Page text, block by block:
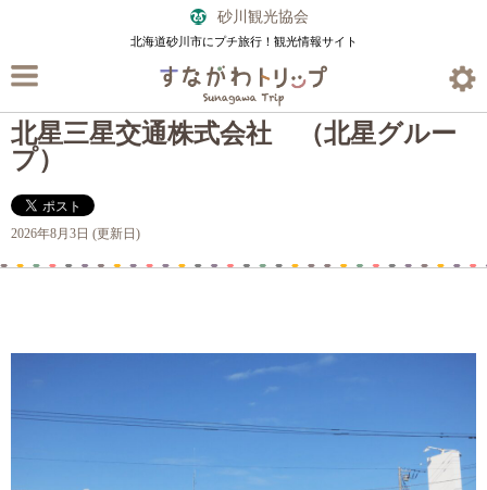
砂川観光協会
北海道砂川市にプチ旅行！観光情報サイト
北星三星交通株式会社 （北星グルー
プ）
2026年8月3日 (更新日)